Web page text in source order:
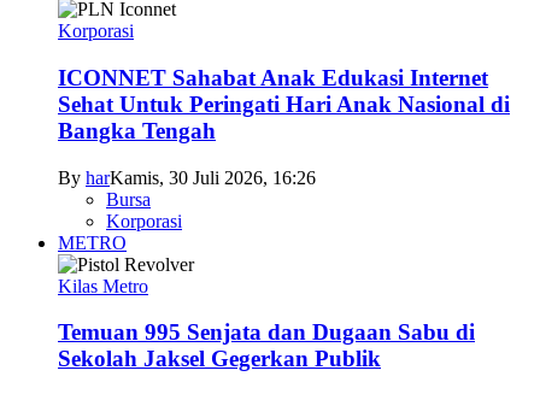
Korporasi
ICONNET Sahabat Anak Edukasi Internet
Sehat Untuk Peringati Hari Anak Nasional di
Bangka Tengah
By harKamis, 30 Juli 2026, 16:26
Bursa
Korporasi
METRO
Kilas Metro
Temuan 995 Senjata dan Dugaan Sabu di
Sekolah Jaksel Gegerkan Publik